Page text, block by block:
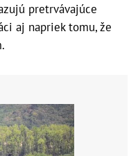
pretrvávajúce
aj napriek tomu, že